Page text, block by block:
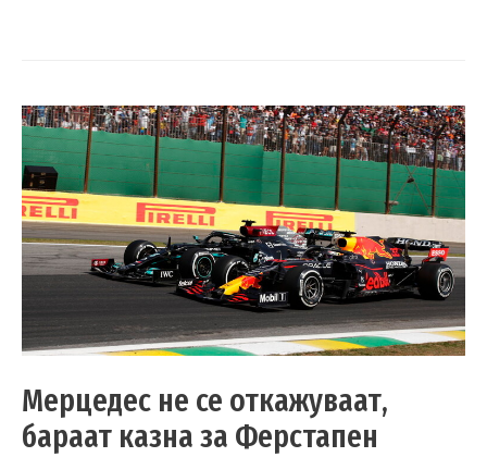
Мерцедес не се откажуваат,
бараат казна за Ферстапен